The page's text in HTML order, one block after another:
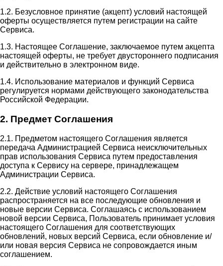
1.2. Безусловное принятие (акцепт) условий настоящей
оферты осуществляется путем регистрации на сайте
Сервиса.
1.3. Настоящее Соглашение, заключаемое путем акцепта
настоящей оферты, не требует двустороннего подписания
и действительно в электронном виде.
1.4. Использование материалов и функций Сервиса
регулируется нормами действующего законодательства
Российской Федерации.
2. Предмет Соглашения
2.1. Предметом настоящего Соглашения является
передача Администрацией Сервиса неисключительных
прав использования Сервиса путем предоставления
доступа к Сервису на сервере, принадлежащем
Администрации Сервиса.
2.2. Действие условий настоящего Соглашения
распространяется на все последующие обновления и
новые версии Сервиса. Соглашаясь с использованием
новой версии Сервиса, Пользователь принимает условия
настоящего Соглашения для соответствующих
обновлений, новых версий Сервиса, если обновление и/
или новая версия Сервиса не сопровождается иным
соглашением.